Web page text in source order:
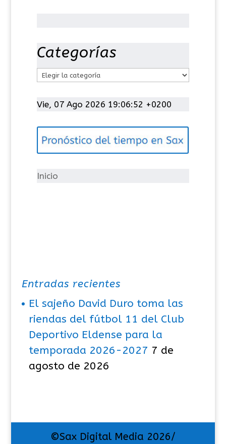
Categorías
t
g
í
Vie, 07 Ago 2026 19:06:53 +0200
Inicio
Entradas recientes
El sajeño David Duro toma las
riendas del fútbol 11 del Club
Deportivo Eldense para la
temporada 2026-2027 7 de
agosto de 2026
©Sax Digital Media 2026/